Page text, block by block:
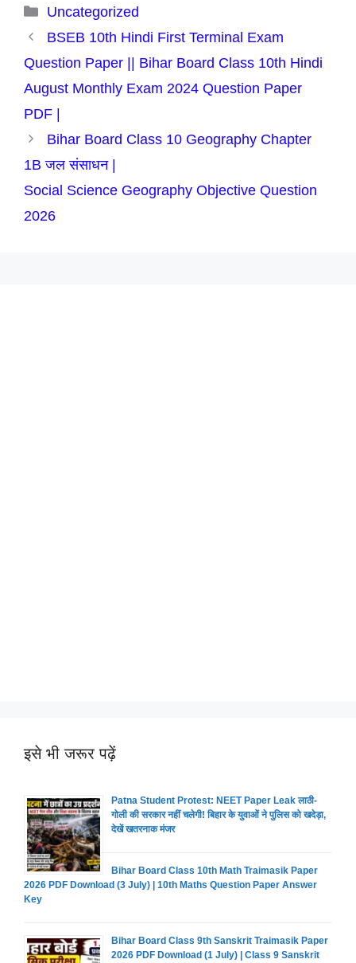
Categories
Uncategorized
BSEB 10th Hindi First Terminal Exam
Question Paper || Bihar Board Class 10th Hindi
August Monthly Exam 2024 Question Paper
PDF |
Bihar Board Class 10 Geography Chapter
1B जल संसाधन |
Social Science Geography Objective Question
2026
इसे भी जरूर पढ़ें
Patna Student Protest: NEET Paper Leak लाठी-
गोली की सरकार नहीं चलेगी! बिहार के युवाओं ने पुलिस को खदेड़ा,
देखें खतरनाक मंजर
Bihar Board Class 10th Math Traimasik Paper
2026 PDF Download (3 July) | 10th Maths Question Paper Answer
Key
Bihar Board Class 9th Sanskrit Traimasik Paper
2026 PDF Download (1 July) | Class 9 Sanskrit